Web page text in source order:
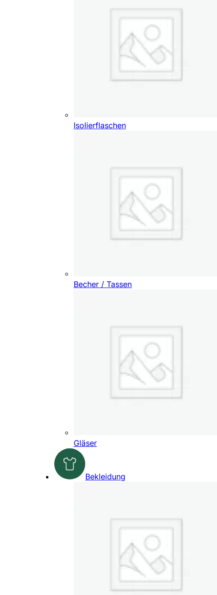
Isolierflaschen
Becher / Tassen
Gläser
Bekleidung